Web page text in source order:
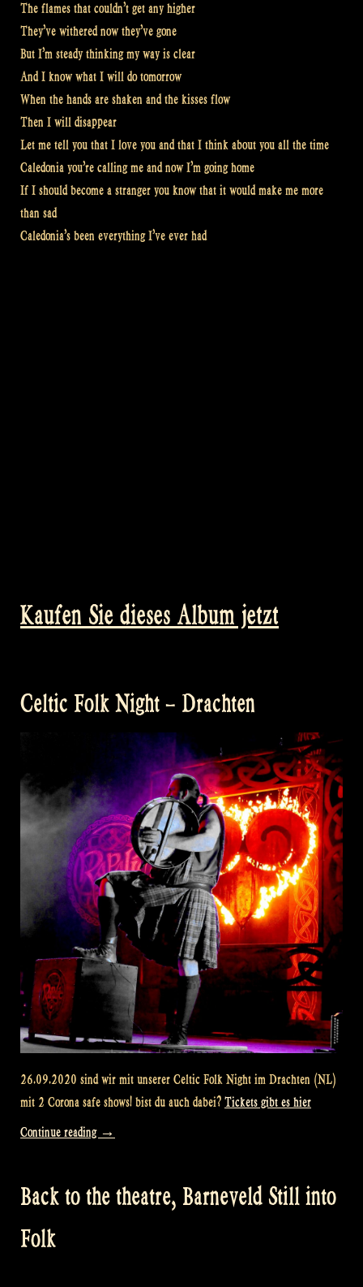
The flames that couldn’t get any higher
They’ve withered now they’ve gone
But I’m steady thinking my way is clear
And I know what I will do tomorrow
When the hands are shaken and the kisses flow
Then I will disappear
Let me tell you that I love you and that I think about you all the time
Caledonia you’re calling me and now I’m going home
If I should become a stranger you know that it would make me more
than sad
Caledonia’s been everything I’ve ever had
Kaufen Sie dieses Album jetzt
Celtic Folk Night – Drachten
26.09.2020 sind wir mit unserer Celtic Folk Night im Drachten (NL)
mit 2 Corona safe shows! bist du auch dabei? Tickets gibt es hier
Continue reading „Celtic
–
→
Back to the theatre, Barneveld Still into
Folk